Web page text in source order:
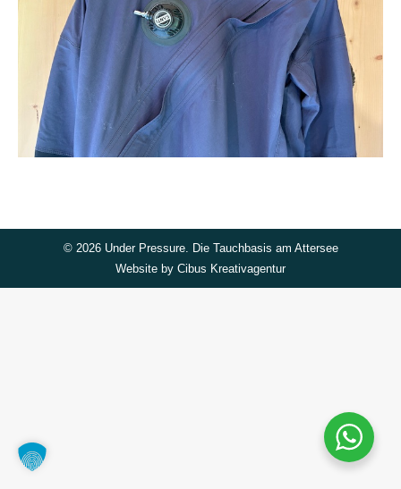
© 2026 Under Pressure. Die Tauchbasis am Attersee
Website by Cibus Kreativagentur